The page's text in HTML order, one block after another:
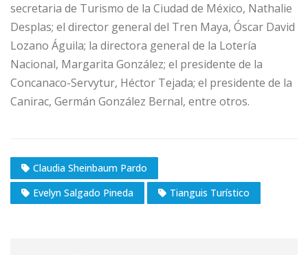
secretaria de Turismo de la Ciudad de México, Nathalie
Desplas; el director general del Tren Maya, Óscar David
Lozano Águila; la directora general de la Lotería
Nacional, Margarita González; el presidente de la
Concanaco-Servytur, Héctor Tejada; el presidente de la
Canirac, Germán González Bernal, entre otros.
Claudia Sheinbaum Pardo
Evelyn Salgado Pineda
Tianguis Turístico